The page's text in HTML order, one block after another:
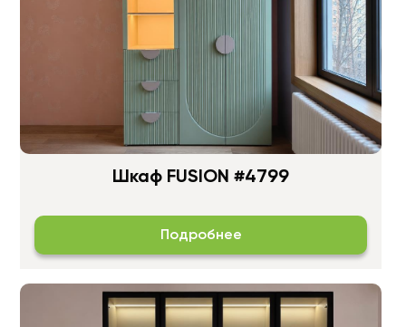
Шкаф FUSION #4799
Подробнее